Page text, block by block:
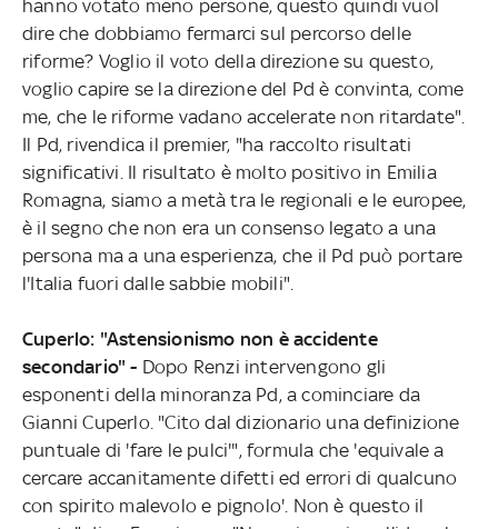
hanno votato meno persone, questo quindi vuol
dire che dobbiamo fermarci sul percorso delle
riforme? Voglio il voto della direzione su questo,
voglio capire se la direzione del Pd è convinta, come
me, che le riforme vadano accelerate non ritardate".
Il Pd, rivendica il premier, "ha raccolto risultati
significativi. Il risultato è molto positivo in Emilia
Romagna, siamo a metà tra le regionali e le europee,
è il segno che non era un consenso legato a una
persona ma a una esperienza, che il Pd può portare
l'Italia fuori dalle sabbie mobili".
Cuperlo: "Astensionismo non è accidente
secondario" - Dopo Renzi intervengono gli
esponenti della minoranza Pd, a cominciare da
Gianni Cuperlo. "Cito dal dizionario una definizione
puntuale di 'fare le pulci'", formula che 'equivale a
cercare accanitamente difetti ed errori di qualcuno
con spirito malevolo e pignolo'. Non è questo il